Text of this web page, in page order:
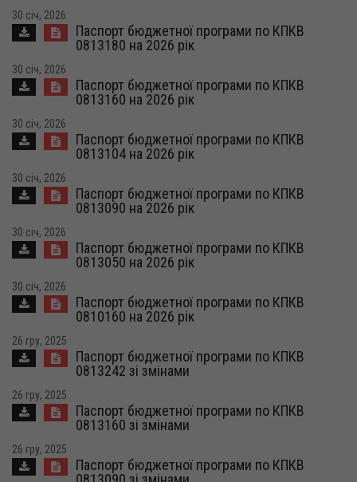
30 січ, 2026
Паспорт бюджетної програми по КПКВ
0813180 на 2026 рік
30 січ, 2026
Паспорт бюджетної програми по КПКВ
0813160 на 2026 рік
30 січ, 2026
Паспорт бюджетної програми по КПКВ
0813104 на 2026 рік
30 січ, 2026
Паспорт бюджетної програми по КПКВ
0813090 на 2026 рік
30 січ, 2026
Паспорт бюджетної програми по КПКВ
0813050 на 2026 рік
30 січ, 2026
Паспорт бюджетної програми по КПКВ
0810160 на 2026 рік
26 гру, 2025
Паспорт бюджетної програми по КПКВ
0813242 зі змінами
26 гру, 2025
Паспорт бюджетної програми по КПКВ
0813160 зі змінами
26 гру, 2025
Паспорт бюджетної програми по КПКВ